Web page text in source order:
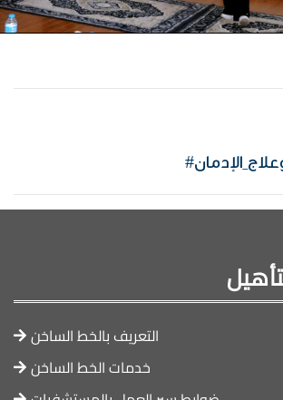
التعريف بالخط الساخن
خدمات الخط الساخن